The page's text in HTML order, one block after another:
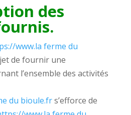
des
www.la ferme du
de fournir une
l’ensemble des activités
du bioule.frs’efforce de